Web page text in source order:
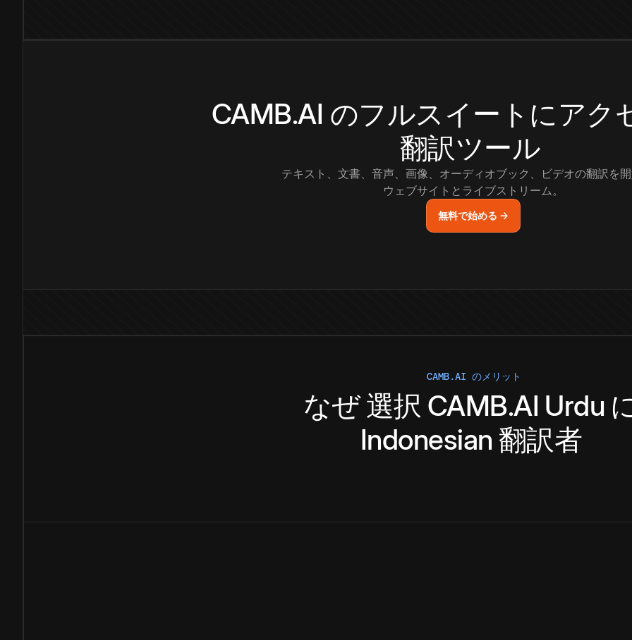
CAMB.AI のフルスイートにアク
翻訳ツール
テキスト、文書、音声、画像、オーディオブック、ビデオの翻訳を
ウェブサイトとライブストリーム。
無料で始める →
CAMB.AI のメリット
なぜ選択 CAMB.AI Urdu
Indonesian 翻訳者